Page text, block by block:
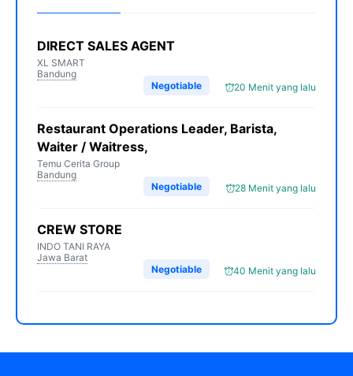
DIRECT SALES AGENT
XL SMART
Bandung
20 Menit yang lalu
Negotiable
Restaurant Operations Leader, Barista,
Waiter / Waitress,
Temu Cerita Group
Bandung
28 Menit yang lalu
Negotiable
CREW STORE
INDO TANI RAYA
Jawa Barat
40 Menit yang lalu
Negotiable